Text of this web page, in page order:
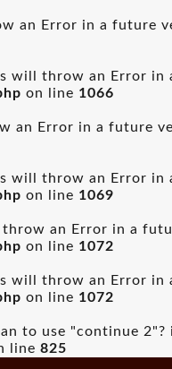
an Error in a future
will throw an Error in
on line 1066
an Error in a future
will throw an Error in
on line 1069
an Error in a
on line 1072
will throw an Error in
on line 1072
to use "continue 2"?
line 825